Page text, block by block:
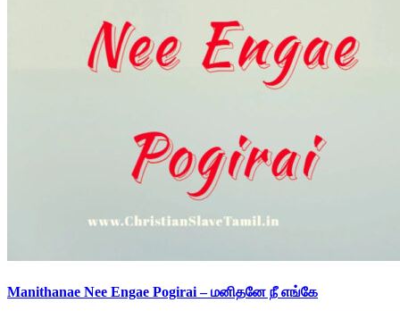
Manithanae Nee Engae Pogirai – மனிதனே நீ எங்கே